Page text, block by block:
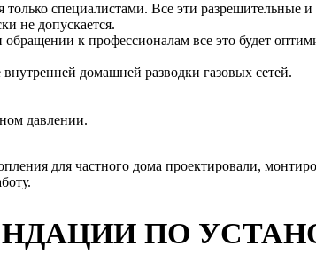
только специалистами. Все эти
не допускается.
к профессионалам все это будет
внутренней домашней разводки газовых сетей.
давлении.
для частного дома проектировали,
ПО